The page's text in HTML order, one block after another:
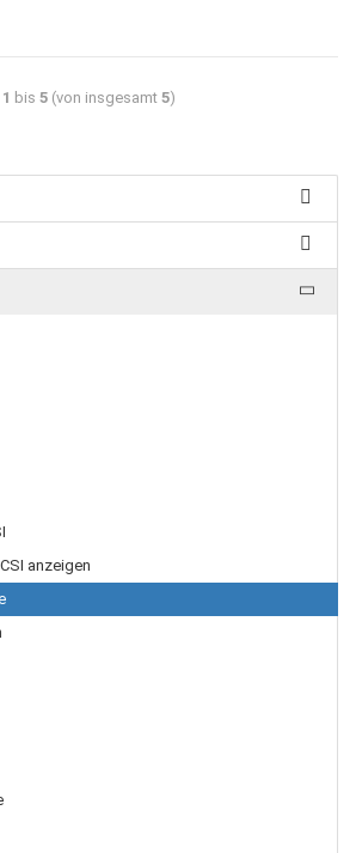
1 bis 5(von insgesamt 5)
anzeigen